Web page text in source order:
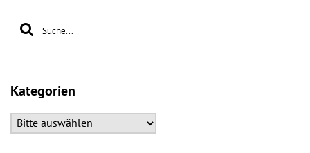
Kategorien